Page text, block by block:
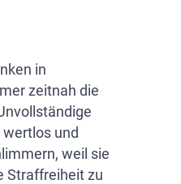
in
zeitnah die
und
weil sie
Straffreiheit zu